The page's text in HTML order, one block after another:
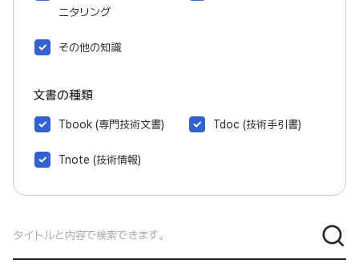
ニタリング
その他の知識
文書の種類
Tbook (専門技術文書) Tdoc (技術手引書)
Tnote (技術情報)